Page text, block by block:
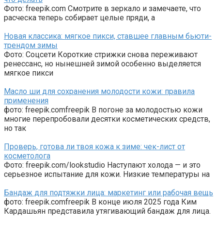
Фото: freepik.com Смотрите в зеркало и замечаете, что
расческа теперь собирает целые пряди, а
Новая классика: мягкое пикси, ставшее главным бьюти-
трендом зимы
Фото: Соцсети Короткие стрижки снова переживают
ренессанс, но нынешней зимой особенно выделяется
мягкое пикси
Масло ши для сохранения молодости кожи: правила
применения
фото: freepik.comfreepik В погоне за молодостью кожи
многие перепробовали десятки косметических средств,
но так
Проверь, готова ли твоя кожа к зиме: чек-лист от
косметолога
Фото: freepik.com/lookstudio Наступают холода — и это
серьезное испытание для кожи. Низкие температуры на
Бандаж для подтяжки лица: маркетинг или рабочая вещь
фото: freepik.comfreepik В конце июля 2025 года Ким
Кардашьян представила утягивающий бандаж для лица.